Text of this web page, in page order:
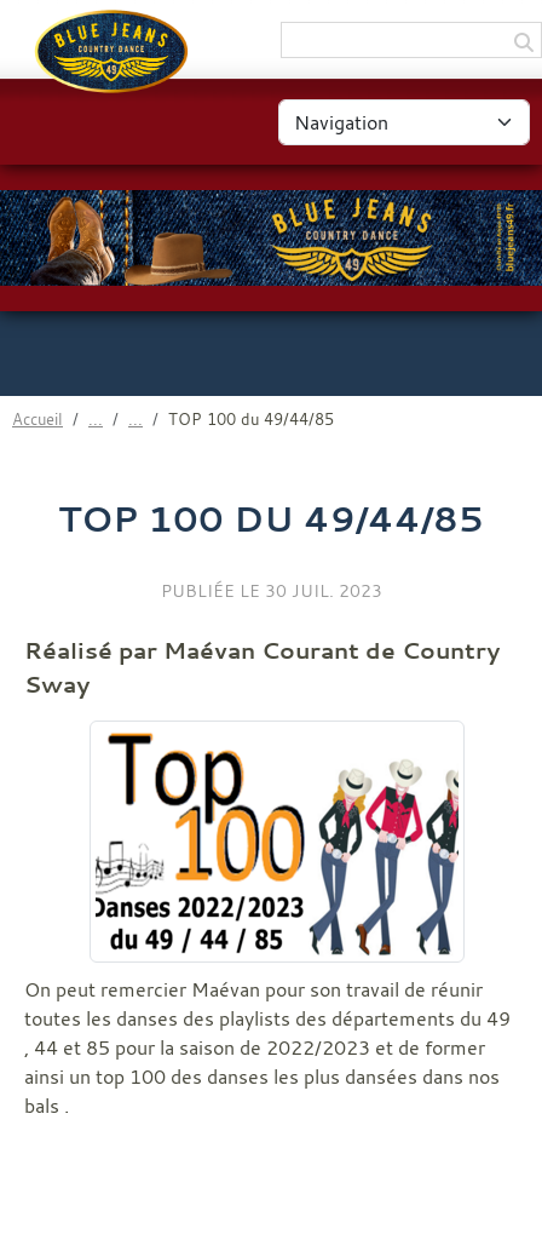
Accueil TOP 100 du 49/44/85
TOP 100 DU 49/44/85
PUBLIÉE LE 30 JUIL. 2023
Réalisé par Maévan Courant de Country
Sway
On peut remercier Maévan pour son travail de réunir
toutes les danses des playlists des départements du 49
, 44 et 85 pour la saison de 2022/2023 et de former
ainsi un top 100 des danses les plus dansées dans nos
bals .
Panneau de gestion des cookies